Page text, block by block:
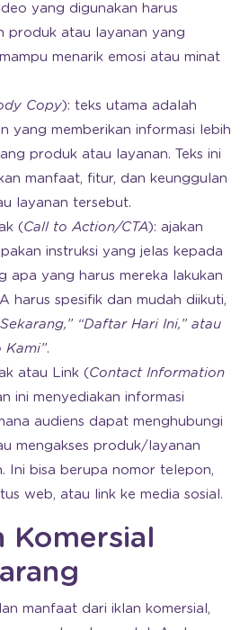
yang digunakan harus
produk atau layanan yang
menarik emosi atau minat
Copy): teks utama adalah
yang memberikan informasi lebih
produk atau layanan. Teks ini
manfaat, fitur, dan keunggulan
layanan tersebut.
(Call to Action/CTA): ajakan
instruksi yang jelas kepada
apa yang harus mereka lakukan
harus spesifik dan mudah diikuti,
“Daftar Hari Ini,” atau
Kami”.
atau Link (Contact Information
ini menyediakan informasi
audiens dapat menghubungi
mengakses produk/layanan
Ini bisa berupa nomor telepon,
web, atau link ke media sosial.
Komersial
manfaat dari iklan komersial,